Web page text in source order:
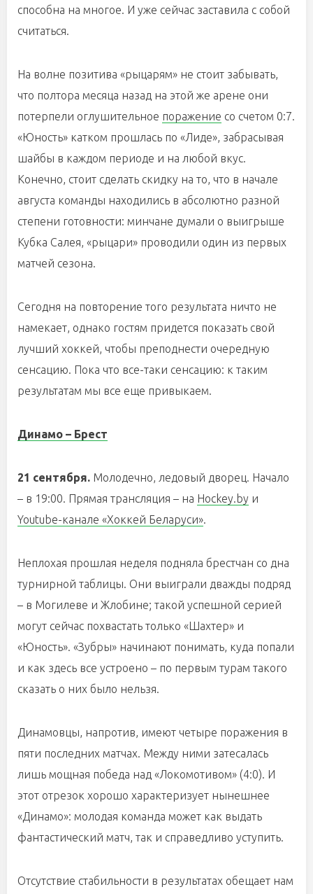
способна на многое. И уже сейчас заставила с собой
считаться.
На волне позитива «рыцарям» не стоит забывать,
что полтора месяца назад на этой же арене они
потерпели оглушительное поражение со счетом 0:7.
«Юность» катком прошлась по «Лиде», забрасывая
шайбы в каждом периоде и на любой вкус.
Конечно, стоит сделать скидку на то, что в начале
августа команды находились в абсолютно разной
степени готовности: минчане думали о выигрыше
Кубка Салея, «рыцари» проводили один из первых
матчей сезона.
Сегодня на повторение того результата ничто не
намекает, однако гостям придется показать свой
лучший хоккей, чтобы преподнести очередную
сенсацию. Пока что все-таки сенсацию: к таким
результатам мы все еще привыкаем.
Динамо – Брест
21 сентября. Молодечно, ледовый дворец. Начало
– в 19:00. Прямая трансляция – на Hockey.by и
Youtube-канале «Хоккей Беларуси»
Неплохая прошлая неделя подняла брестчан со дна
турнирной таблицы. Они выиграли дважды подряд
– в Могилеве и Жлобине; такой успешной серией
могут сейчас похвастать только «Шахтер» и
«Юность». «Зубры» начинают понимать, куда попали
и как здесь все устроено – по первым турам такого
сказать о них было нельзя.
Динамовцы, напротив, имеют четыре поражения в
пяти последних матчах. Между ними затесалась
лишь мощная победа над «Локомотивом» (4:0). И
этот отрезок хорошо характеризует нынешнее
«Динамо»: молодая команда может как выдать
фантастический матч, так и справедливо уступить.
Отсутствие стабильности в результатах обещает нам